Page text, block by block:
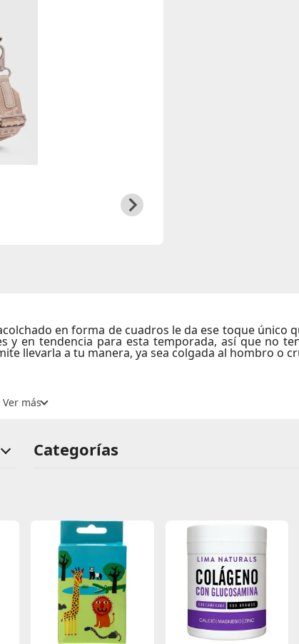
en forma de cuadros le da ese toque único
y en tendencia para esta temporada, así que no
llevarla a tu manera, ya sea colgada al hombro o
Categorías